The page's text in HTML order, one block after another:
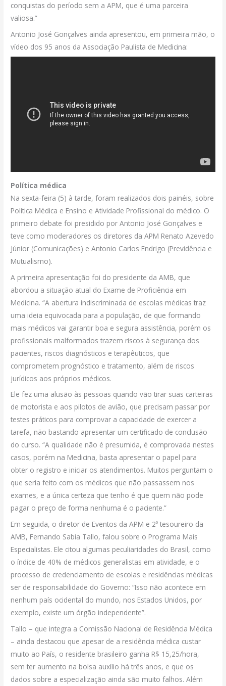
conquistas do período sem a APM, que é uma parceira
valiosa.”
Antonio José Gonçalves ainda apresentou, em primeira mão, o
vídeo dos 95 anos da Associação Paulista de Medicina:
Política médica
Na sexta-feira (5) à tarde, foram realizados dois painéis, sobre
Política Médica e Ensino e Atividade Profissional do médico. O
primeiro debate foi presidido por Antonio José Gonçalves e
teve como moderadores os diretores da APM Renato Azevedo
Júnior (Comunicações) e Antonio Carlos Endrigo (Previdência e
Mutualismo).
A primeira apresentação foi do presidente da AMB, que
abordou a situação atual do Exame de Proficiência em
Medicina. “A abertura indiscriminada de escolas médicas traz
uma ideia equivocada para a população, de que formando
mais médicos vai garantir boa e segura assistência, porém os
profissionais malformados trazem riscos à segurança dos
pacientes, riscos diagnósticos e terapêuticos, que
comprometem prognóstico e tratamento, além de riscos
jurídicos aos próprios médicos.
Ele fez uma alusão às pessoas quando vão tirar suas carteiras
de motorista e aos pilotos de avião, que precisam passar por
testes práticos para comprovar a capacidade de exercer a
tarefa, não bastando apresentar um certificado de conclusão
do curso. “A qualidade não é presumida, é comprovada nestes
casos, porém na Medicina, basta apresentar o papel para
obter o registro e iniciar os atendimentos. Muitos perguntam o
que seria feito com os médicos que não passassem nos
exames, e a única certeza que tenho é que quem não pode
pagar o preço de forma nenhuma é o paciente.”
Em seguida, o diretor de Eventos da APM e 2º tesoureiro da
AMB, Fernando Sabia Tallo, falou sobre o Programa Mais
Especialistas. Ele citou algumas peculiaridades do Brasil, como
o índice de 40% de médicos generalistas em atividade, e o
processo de credenciamento de escolas e residências médicas
ser de responsabilidade do Governo: “Isso não acontece em
nenhum país ocidental do mundo, nos Estados Unidos, por
exemplo, existe um órgão independente”.
Tallo – que integra a Comissão Nacional de Residência Médica
– ainda destacou que apesar de a residência médica custar
muito ao País, o residente brasileiro ganha R$ 15,25/hora,
sem ter aumento na bolsa auxílio há três anos, e que os
dados sobre a especialização ainda são muito falhos. Além